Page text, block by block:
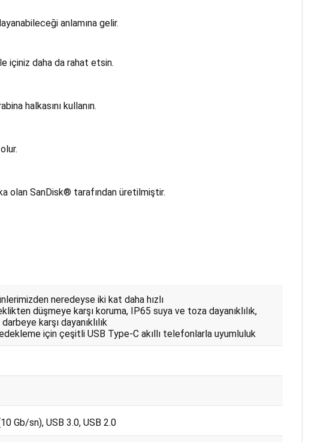
anlamına gelir.
içiniz daha da rahat etsin.
halkasını kullanın.
olan SanDisk® tarafından üretilmiştir.
neredeyse iki kat daha hızlı
düşmeye karşı koruma, IP65 suya ve toza dayanıklılık,
karşı dayanıklılık
için çeşitli USB Type-C akıllı telefonlarla uyumluluk
Gb/sn), USB 3.0, USB 2.0